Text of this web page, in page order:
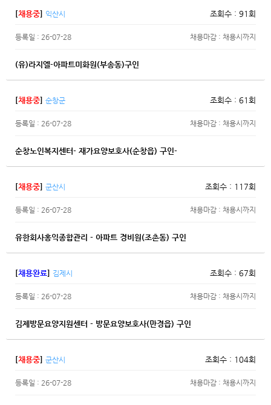
[채용중] 익산시 조회수 : 91회
등록일 : 26-07-28 채용마감 : 채용시까지
(유)라지엘-아파트미화원(부송동)구인
[채용중] 순창군 조회수 : 61회
등록일 : 26-07-28 채용마감 : 채용시까지
순창노인복지센터- 재가요양보호사(순창읍) 구인-
[채용중] 군산시 조회수 : 117회
등록일 : 26-07-28 채용마감 : 채용시까지
유한회사홍익종합관리 - 아파트 경비원(조촌동) 구인
[채용완료] 김제시 조회수 : 67회
등록일 : 26-07-28 채용마감 : 채용시까지
김제방문요양지원센터 - 방문요양보호사(만경읍) 구인
[채용중] 군산시 조회수 : 104회
등록일 : 26-07-28 채용마감 : 채용시까지